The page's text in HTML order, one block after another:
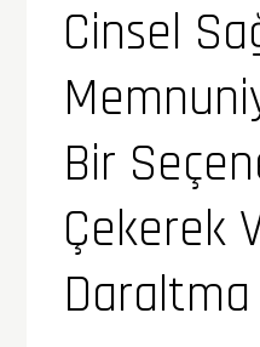
Cinsel
Bir
Çekerek